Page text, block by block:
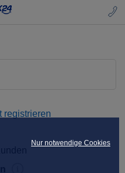
Nur notwendige Cookies
registrieren